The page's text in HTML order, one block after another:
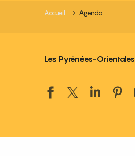
Accueil Agenda
Les Pyrénées-Orientales